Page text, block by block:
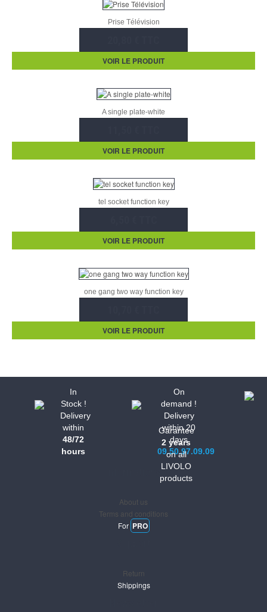
Prise Télévision
VOIR LE PRODUIT
A single plate-white
VOIR LE PRODUIT
tel socket function key
VOIR LE PRODUIT
one gang two way function key
VOIR LE PRODUIT
In
Stock !
Delivery
within
48/72
hours
On
demand !
Delivery
within 20
days
09.50.97.09.09
Garantee
2 years
on all
LIVOLO
products
About us
Terms and conditions
For PRO
Return
Shippings